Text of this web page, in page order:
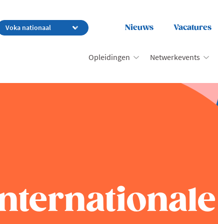
Nieuws Vacatures
Opleidingen Netwerkevents